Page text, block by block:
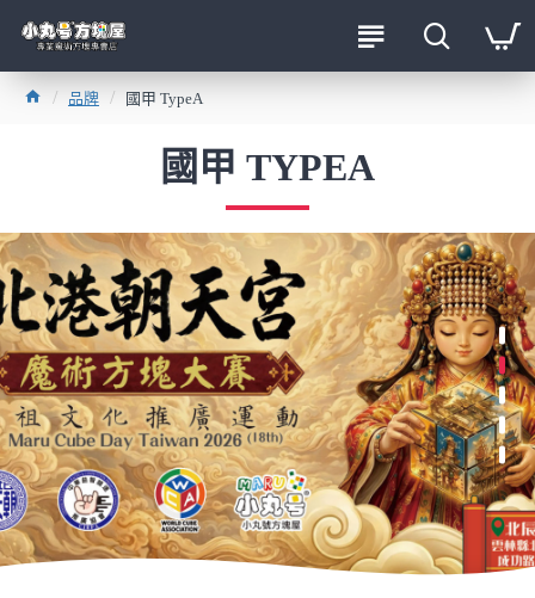
品牌 國甲 TypeA
國甲 TYPEA